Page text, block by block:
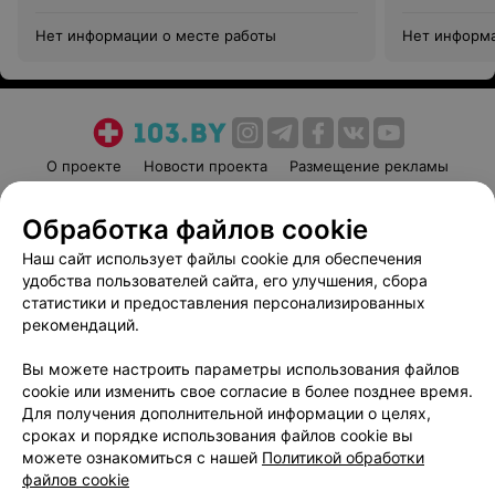
Нет информации о месте работы Нет
О проекте Новости проекта
Размещение рекламы
Пользовательское соглашение
Способы оплаты
Вакансии
Партнеры
Написать руководителю 103.by
Обработка персональных данных
Обработка файлов cookie
Наш сайт использует файлы cookie для обеспечения
удобства пользователей сайта, его улучшения, сбора
статистики и предоставления персонализированных
рекомендаций.
Вы можете настроить параметры использования файлов
cookie или изменить свое согласие в более позднее время.
Для получения дополнительной информации о целях,
сроках и порядке использования файлов cookie вы
можете ознакомиться с нашей Политикой обработки
файлов cookie